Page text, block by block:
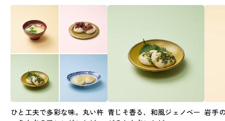
ひと工夫で多彩な味。丸い杵 青じそ香る、和風ジェノベー 岩手